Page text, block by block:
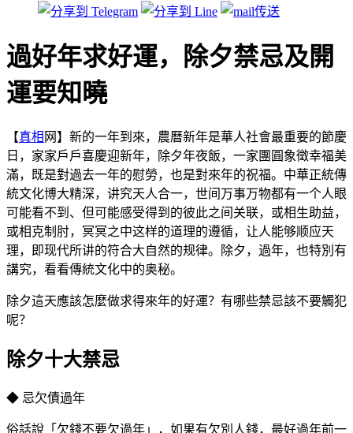
過好年求好運，除夕禁忌及開
運要知曉
【真相 网】新的一年到來，農曆新年是華人社會最重要的節慶
日，家家戶戶喜慶迎新年，除夕年夜飯，一家團圓象徵幸福美
滿，既是對過去一年的慰勞，也是對來年的祝福。中華正統傳
統文化博大精深，讲究天人合一，世间万事万物都有一个人眼
可能看不到、但可能感受得到的彼此之间关联，或相生助益，
或相克制肘，冥冥之中这样的道理的遵循，让人能够顺应天
理，即现代所讲的符合大自然的规律。除夕，過年，也特別有
講究，看看傳統文化中的奥秘。
除夕這天應該怎麼做求得來年的好運？有哪些禁忌該不要觸犯
呢？
除夕十大禁忌
◆ 忌欠債過年
俗話說「欠錢不要欠過年」，如果有欠別人錢，最好過年前一